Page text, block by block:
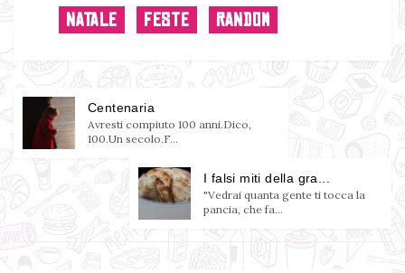
NATALE FESTE RANDOM
Centenaria
Avresti compiuto 100 anni.Dico,
100.Un secolo.F...
I falsi miti della gra...
"Vedrai quanta gente ti tocca la
pancia, che fa...